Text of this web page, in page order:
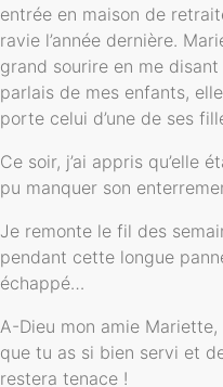
entrée en maison de
ravie l’année dernière.
grand sourire en me
parlais de mes enfants,
porte celui d’une de ses
Ce soir, j’ai appris qu’elle
pu manquer son
Je remonte le fil des
pendant cette longue
échappé…
A-Dieu mon amie
que tu as si bien servi et
restera tenace !